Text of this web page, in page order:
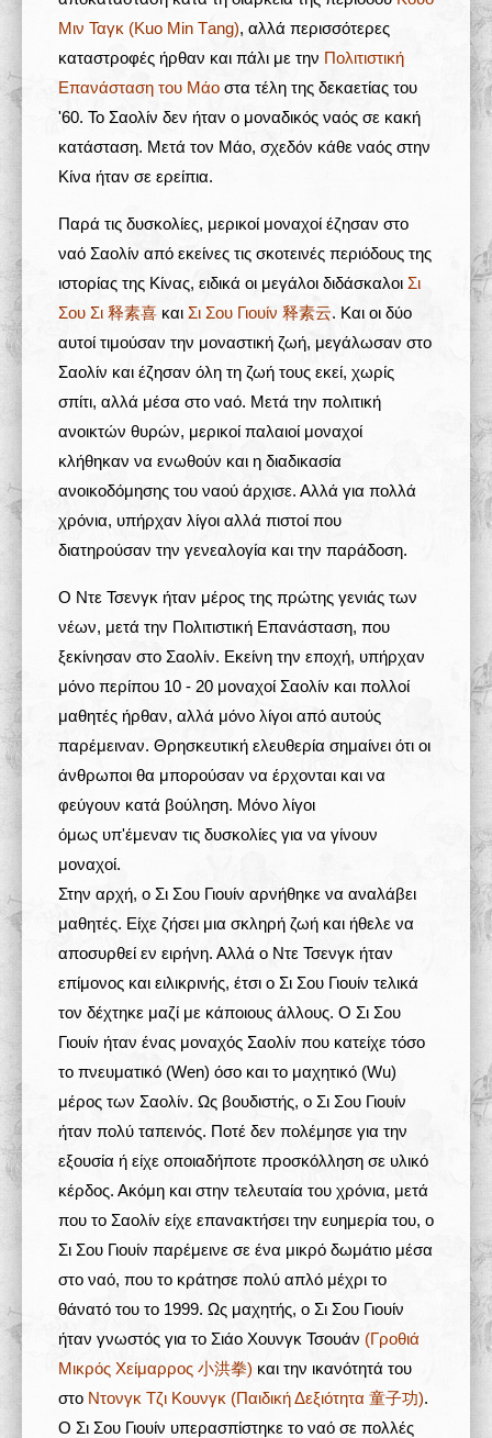
Μιν Ταγκ (Kuo Μin Τang), αλλά περισσότερες
καταστροφές ήρθαν και πάλι με την Πολιτιστική
Επανάσταση του Μάο στα τέλη της δεκαετίας του
'60. Το Σαολίν δεν ήταν ο μοναδικός ναός σε κακή
κατάσταση. Μετά τον Μάο, σχεδόν κάθε ναός στην
Κίνα ήταν σε ερείπια.
Παρά τις δυσκολίες, μερικοί μοναχοί έζησαν στο
ναό Σαολίν από εκείνες τις σκοτεινές περιόδους της
ιστορίας της Κίνας, ειδικά οι μεγάλοι διδάσκαλοι Σι
Σου Σι 释素喜 και Σι Σου Γιουίν 释素云. Και οι δύο
αυτοί τιμούσαν την μοναστική ζωή, μεγάλωσαν στο
Σαολίν και έζησαν όλη τη ζωή τους εκεί, χωρίς
σπίτι, αλλά μέσα στο ναό. Μετά την πολιτική
ανοικτών θυρών, μερικοί παλαιοί μοναχοί
κλήθηκαν να ενωθούν και η διαδικασία
ανοικοδόμησης του ναού άρχισε. Αλλά για πολλά
χρόνια, υπήρχαν λίγοι αλλά πιστοί που
διατηρούσαν την γενεαλογία και την παράδοση.
Ο Ντε Τσενγκ ήταν μέρος της πρώτης γενιάς των
νέων, μετά την Πολιτιστική Επανάσταση, που
ξεκίνησαν στο Σαολίν. Εκείνη την εποχή, υπήρχαν
μόνο περίπου 10 - 20 μοναχοί Σαολίν και πολλοί
μαθητές ήρθαν, αλλά μόνο λίγοι από αυτούς
παρέμειναν. Θρησκευτική ελευθερία σημαίνει ότι οι
άνθρωποι θα μπορούσαν να έρχονται και να
φεύγουν κατά βούληση. Μόνο λίγοι
όμως υπ'έμεναν τις δυσκολίες για να γίνουν
μοναχοί.
Στην αρχή, ο Σι Σου Γιουίν αρνήθηκε να αναλάβει
μαθητές. Είχε ζήσει μια σκληρή ζωή και ήθελε να
αποσυρθεί εν ειρήνη. Αλλά ο Ντε Τσενγκ ήταν
επίμονος και ειλικρινής, έτσι ο Σι Σου Γιουίν τελικά
τον δέχτηκε μαζί με κάποιους άλλους. Ο Σι Σου
Γιουίν ήταν ένας μοναχός Σαολίν που κατείχε τόσο
το πνευματικό (Wen) όσο και το μαχητικό (Wu)
μέρος των Σαολίν. Ως βουδιστής, ο Σι Σου Γιουίν
ήταν πολύ ταπεινός. Ποτέ δεν πολέμησε για την
εξουσία ή είχε οποιαδήποτε προσκόλληση σε υλικό
κέρδος. Ακόμη και στην τελευταία του χρόνια, μετά
που το Σαολίν είχε επανακτήσει την ευημερία του, ο
Σι Σου Γιουίν παρέμεινε σε ένα μικρό δωμάτιο μέσα
στο ναό, που το κράτησε πολύ απλό μέχρι το
θάνατό του το 1999. Ως μαχητής, ο Σι Σου Γιουίν
ήταν γνωστός για το Σιάο Χουνγκ Τσουάν (Γροθιά
Μικρός Χείμαρρος 小洪拳) και την ικανότητά του
στο Ντονγκ Τζι Κουνγκ (Παιδική Δεξιότητα 童子功).
Ο Σι Σου Γιουίν υπερασπίστηκε το ναό σε πολλές